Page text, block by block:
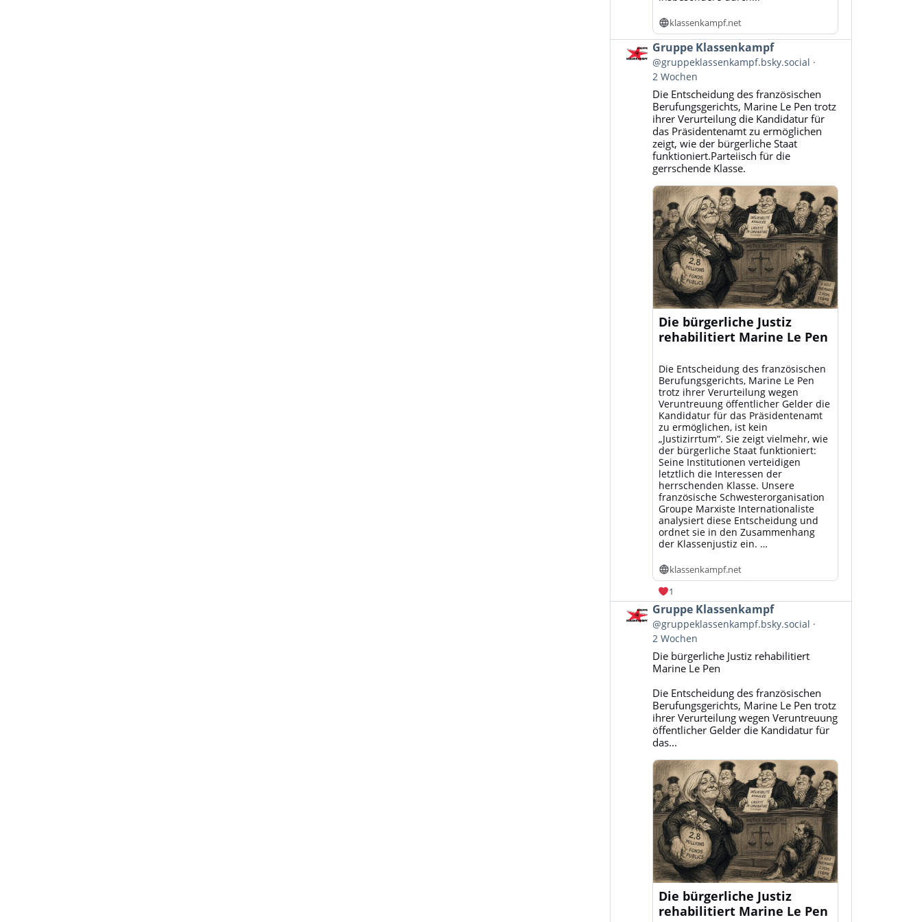
klassenkampf.net
Beitrag
von
Gruppe
Klassenkampf
Bluesky
ansehen
Gruppe Klassenkampf
@gruppeklassenkampf.bsky.social
2 Wochen
Die Entscheidung des französischen
Berufungsgerichts, Marine Le Pen trotz
ihrer Verurteilung die Kandidatur für
das Präsidentenamt zu ermöglichen
zeigt, wie der bürgerliche Staat
funktioniert.Parteiisch für die
gerrschende Klasse.
Die bürgerliche Justiz
rehabilitiert Marine Le Pen
Die Entscheidung des französischen
Berufungsgerichts, Marine Le Pen
trotz ihrer Verurteilung wegen
Veruntreuung öffentlicher Gelder die
Kandidatur für das Präsidentenamt
zu ermöglichen, ist kein
„Justizirrtum“. Sie zeigt vielmehr, wie
der bürgerliche Staat funktioniert:
Seine Institutionen verteidigen
letztlich die Interessen der
herrschenden Klasse. Unsere
französische Schwesterorganisation
Groupe Marxiste Internationaliste
analysiert diese Entscheidung und
ordnet sie in den Zusammenhang
der Klassenjustiz ein. …
klassenkampf.net
1
Beitrag
von
Gruppe
Klassenkampf
Bluesky
ansehen
Gruppe Klassenkampf
@gruppeklassenkampf.bsky.social
2 Wochen
Die bürgerliche Justiz rehabilitiert
Marine Le Pen
Die Entscheidung des französischen
Berufungsgerichts, Marine Le Pen trotz
ihrer Verurteilung wegen Veruntreuung
öffentlicher Gelder die Kandidatur für
das...
Die bürgerliche Justiz
rehabilitiert Marine Le Pen